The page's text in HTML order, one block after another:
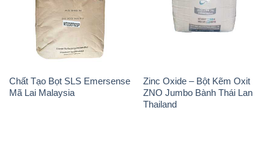
Chất Tạo Bọt SLS Emersense
Mã Lai Malaysia
Zinc Oxide – Bột Kẽm Oxit
ZNO Jumbo Bành Thái Lan
Thailand